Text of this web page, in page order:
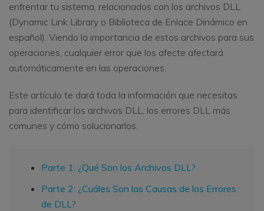
enfrentar tu sistema, relacionados con los archivos DLL
(Dynamic Link Library o Biblioteca de Enlace Dinámico en
español). Viendo la importancia de estos archivos para sus
operaciones, cualquier error que los afecte afectará
automáticamente en las operaciones.
Este artículo te dará toda la información que necesitas
para identificar los archivos DLL, los errores DLL más
comunes y cómo solucionarlos.
Parte 1: ¿Qué Son los Archivos DLL?
Parte 2: ¿Cuáles Son las Causas de los Errores
de DLL?